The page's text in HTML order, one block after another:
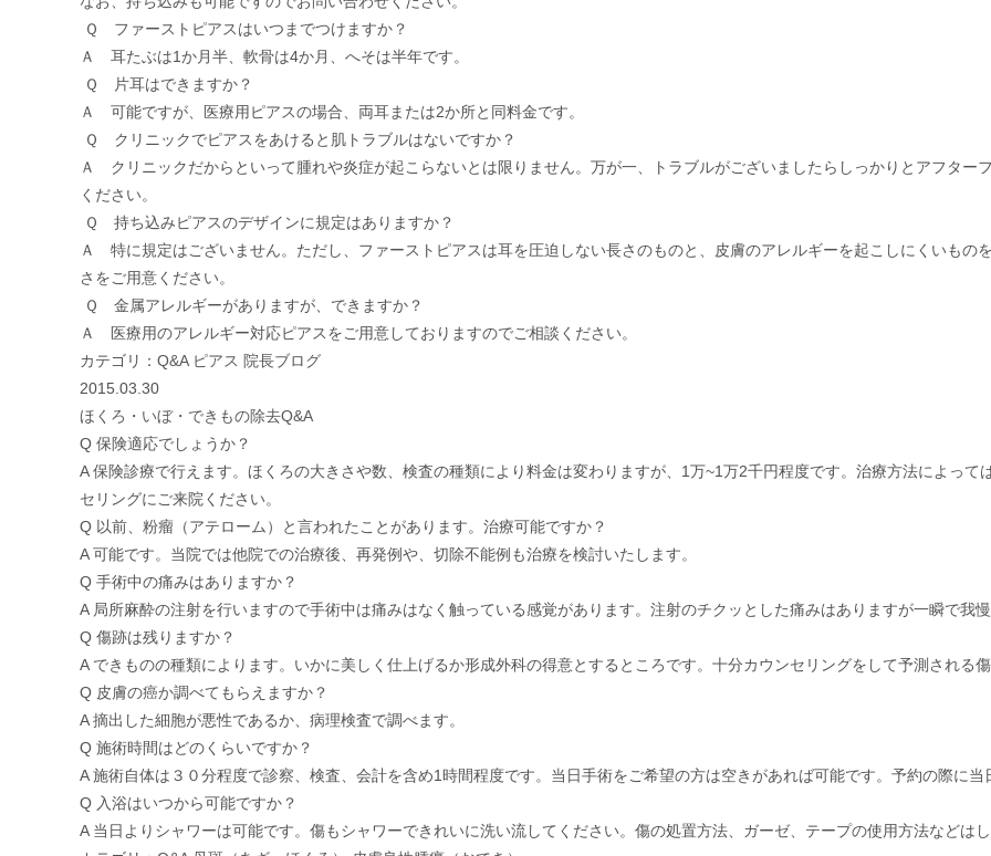
Ｑ ファーストピアスはいつまでつけますか？
Ａ 耳たぶは1か月半、軟骨は4か月、へそは半年です。
Ｑ 片耳はできますか？
Ａ 可能ですが、医療用ピアスの場合、両耳または2か所と同料金です。
Ｑ クリニックでピアスをあけると肌トラブルはないですか？
Ａ クリニックだからといって腫れや炎症が起こらないとは限りません。万が一、トラブルがございましたらしっかりとアフター
ください。
Ｑ 持ち込みピアスのデザインに規定はありますか？
Ａ 特に規定はございません。ただし、ファーストピアスは耳を圧迫しない長さのものと、皮膚のアレルギーを起こしにくいもの
さをご用意ください。
Ｑ 金属アレルギーがありますが、できますか？
Ａ 医療用のアレルギー対応ピアスをご用意しておりますのでご相談ください。
カテゴリ： Q&A ピアス 院長ブログ
2015.03.30
ほくろ・いぼ・できもの除去Q&A
Q 保険適応でしょうか？
A 保険診療で行えます。ほくろの大きさや数、検査の種類により料金は変わりますが、1万~1万2千円程度です。治療方法によっ
セリングにご来院ください。
Q 以前、粉瘤（アテローム）と言われたことがあります。治療可能ですか？
A 可能です。当院では他院での治療後、再発例や、切除不能例も治療を検討いたします。
Q 手術中の痛みはありますか？
A 局所麻酔の注射を行いますので手術中は痛みはなく触っている感覚があります。注射のチクッとした痛みはありますが一瞬で我
Q 傷跡は残りますか？
A できものの種類によります。いかに美しく仕上げるか形成外科の得意とするところです。十分カウンセリングをして予測される
Q 皮膚の癌か調べてもらえますか？
A 摘出した細胞が悪性であるか、病理検査で調べます。
Q 施術時間はどのくらいですか？
A 施術自体は３０分程度で診察、検査、会計を含め1時間程度です。当日手術をご希望の方は空きがあれば可能です。予約の際に
Q 入浴はいつから可能ですか？
A 当日よりシャワーは可能です。傷もシャワーできれいに洗い流してください。傷の処置方法、ガーゼ、テープの使用方法などは